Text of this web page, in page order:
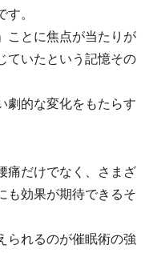
。
ことに焦点が当たりが
ていたという記憶その
劇的な変化をもたらす
痛だけでなく、さまざ
も効果が期待できるそ
られるのが催眠術の強